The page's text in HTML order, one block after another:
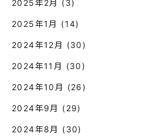
2025年2月 (3)
2025年1月 (14)
2024年12月 (30)
2024年11月 (30)
2024年10月 (26)
2024年9月 (29)
2024年8月 (30)